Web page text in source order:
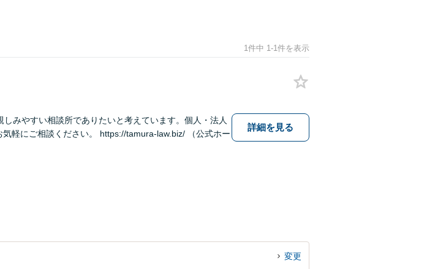
1件中 1-1件を表示
みやすい相談所でありたいと考えています。個人・法人
軽にご相談ください。 https://tamura-law.biz/ （公式ホー
詳細を見る
変更